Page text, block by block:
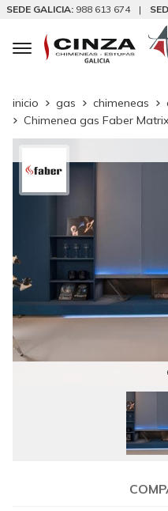
SEDE GALICIA: 988 613 674 |
inicio gas chimeneas